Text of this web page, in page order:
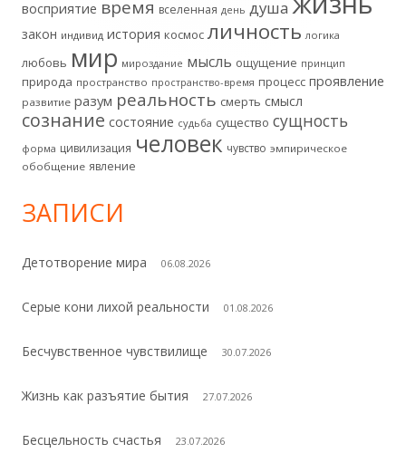
восприятие время вселенная день душа
закон индивид история космос личность логика
любовь мир мироздание мысль ощущение принцип
природа пространство пространство-время процесс проявление
развитие разум реальность смерть смысл
сознание состояние судьба существо сущность
форма цивилизация человек чувство эмпирическое
обобщение явление
ЗАПИСИ
Детотворение мира 06.08.2026
Серые кони лихой реальности 01.08.2026
Бесчувственное чувствилище 30.07.2026
Жизнь как разъятие бытия 27.07.2026
Бесцельность счастья 23.07.2026